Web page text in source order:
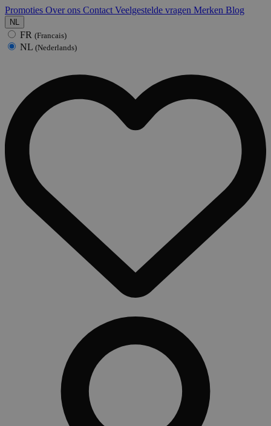
Promoties Over ons Contact Veelgestelde vragen Merken Blog
NL
FR (Francais)
NL (Nederlands)